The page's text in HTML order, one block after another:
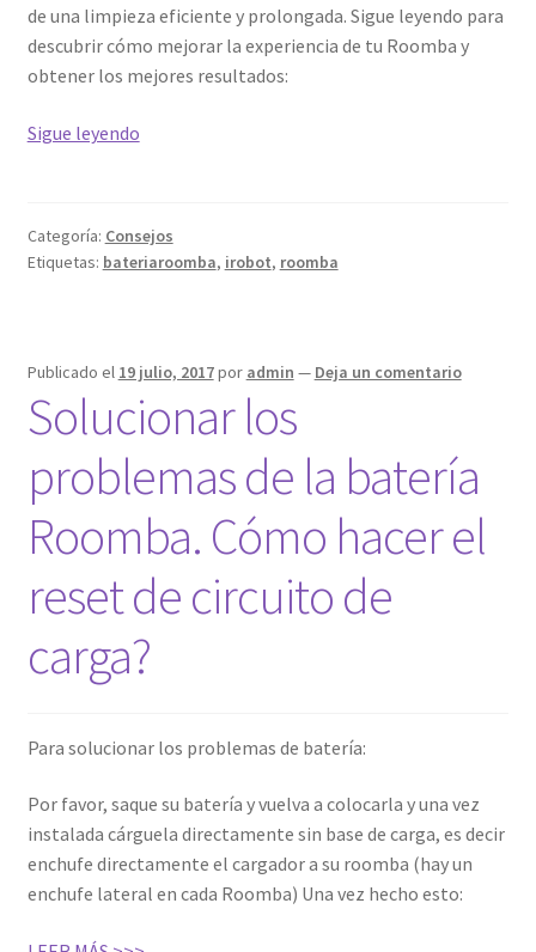
de una limpieza eficiente y prolongada. Sigue leyendo para
descubrir cómo mejorar la experiencia de tu Roomba y
obtener los mejores resultados:
Sigue leyendoConsejos
el
Roomba
con
una
compatible
Categoría: Consejos
Etiquetas: bateriaroomba, irobot, roomba
Publicado el 19 julio, 2017por admin — Deja un comentario
Solucionar los
problemas de la batería
Roomba. Cómo hacer el
reset de circuito de
carga?
Para solucionar los problemas de batería:
Por favor, saque su batería y vuelva a colocarla y una vez
instalada cárguela directamente sin base de carga, es decir
enchufe directamente el cargador a su roomba (hay un
enchufe lateral en cada Roomba) Una vez hecho esto: